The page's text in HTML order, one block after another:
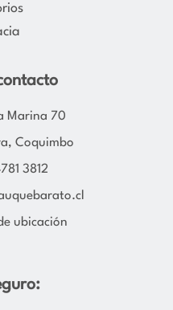
Marina 70
Coquimbo
3812
ubicación